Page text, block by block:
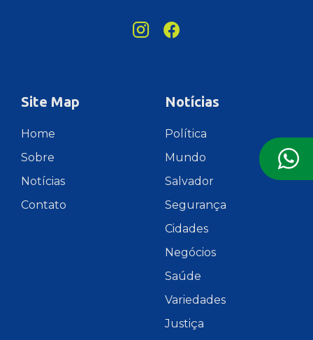
Site Map
Home
Sobre
Notícias
Contato
Notícias
Política
Mundo
Salvador
Segurança
Cidades
Negócios
Saúde
Variedades
Justiça